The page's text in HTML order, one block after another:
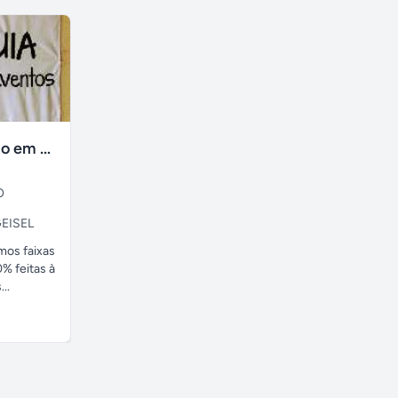
faixas no tecido em ate 24H
faixas
feitas à